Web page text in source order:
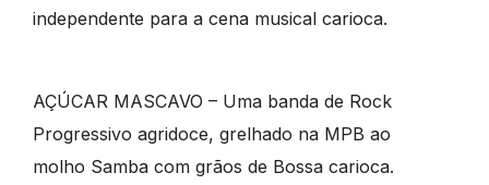
independente para a cena musical carioca.
AÇÚCAR MASCAVO – Uma banda de Rock
Progressivo agridoce, grelhado na MPB ao
molho Samba com grãos de Bossa carioca.